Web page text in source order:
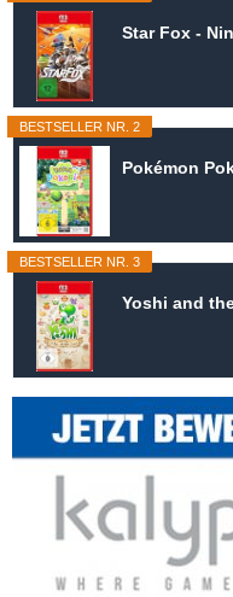
Star Fox -
BESTSELLER NR. 2
Pokémon
BESTSELLER NR. 3
Yoshi and